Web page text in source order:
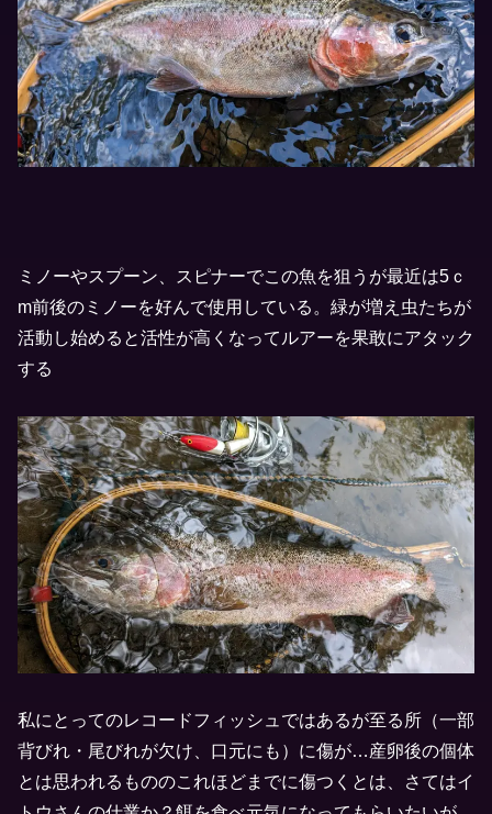
ミノーやスプーン、スピナーでこの魚を狙うが最近は5ｃ
m前後のミノーを好んで使用している。緑が増え虫たちが
活動し始めると活性が高くなってルアーを果敢にアタック
する
私にとってのレコードフィッシュではあるが至る所（一部
背びれ・尾びれが欠け、口元にも）に傷が…産卵後の個体
とは思われるもののこれほどまでに傷つくとは、さてはイ